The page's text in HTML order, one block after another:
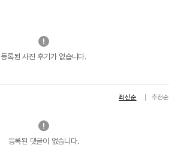
등록된 사진 후기가 없습니다.
최신순 추천순
등록된 댓글이 없습니다.